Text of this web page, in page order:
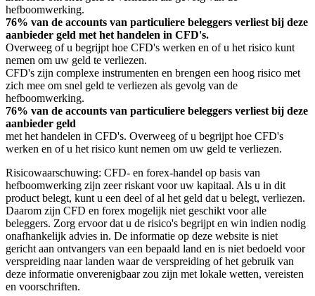
hefboomwerking.
76% van de accounts van particuliere beleggers verliest bij deze
aanbieder geld met het handelen in CFD's.
Overweeg of u begrijpt hoe CFD's werken en of u het risico kunt
nemen om uw geld te verliezen.
CFD's zijn complexe instrumenten en brengen een hoog risico met
zich mee om snel geld te verliezen als gevolg van de
hefboomwerking.
76% van de accounts van particuliere beleggers verliest bij deze
aanbieder geld
met het handelen in CFD's. Overweeg of u begrijpt hoe CFD's
werken en of u het risico kunt nemen om uw geld te verliezen.
Risicowaarschuwing: CFD- en forex-handel op basis van
hefboomwerking zijn zeer riskant voor uw kapitaal. Als u in dit
product belegt, kunt u een deel of al het geld dat u belegt, verliezen.
Daarom zijn CFD en forex mogelijk niet geschikt voor alle
beleggers. Zorg ervoor dat u de risico's begrijpt en win indien nodig
onafhankelijk advies in. De informatie op deze website is niet
gericht aan ontvangers van een bepaald land en is niet bedoeld voor
verspreiding naar landen waar de verspreiding of het gebruik van
deze informatie onverenigbaar zou zijn met lokale wetten, vereisten
en voorschriften.